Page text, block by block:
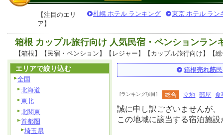
【注目のエリ
ア】
札幌 ホテル ランキング 東京 ホテル ラン
箱根 カップル旅行向け 人気民宿・ペンションラン
【箱根】【民宿・ペンション】【レジャー】【カップル旅行向け】【
箱根売れ筋
[ランキング項目] 総合 立地 部屋 食
誠に申し訳ございませんが、
この地域に該当する宿泊施
エリアで絞り込む
全国
北海道
東北
北関東
首都圏
埼玉県